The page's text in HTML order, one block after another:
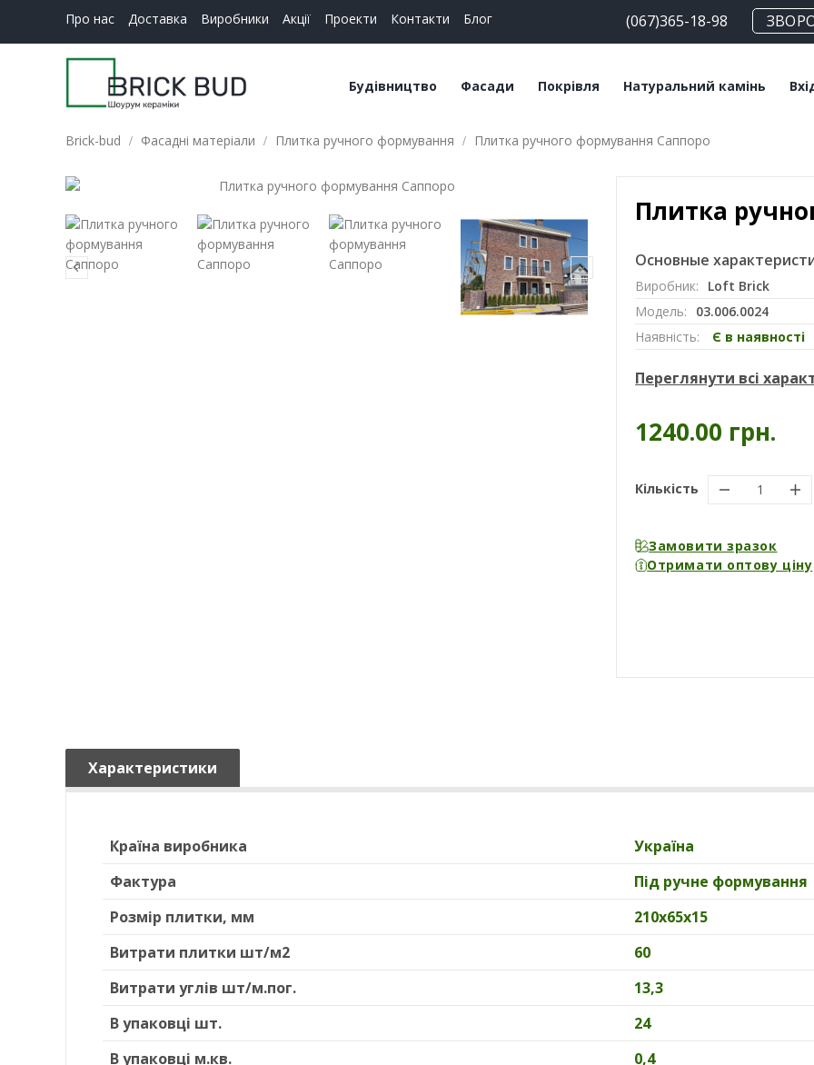
Про нас Доставка Виробники Акції Проекти Контакти Блог (067)365-18-98
Будівництво
Керамічні блоки
Будівельні суміші
Фасади
Плитка клінкерна
Цегла клінкерна
Цегла ручного
формування
Клінкерний підвіконник
Покрівля
Битумна черепиця
Керамічна черепиця
Мансардні вікна
Софіти
Натуральний камінь
Сланец
Травертин
Мармур
Brick-bud Фасадні матеріали Плитка ручного формування Плитка ручного формування Саппоро
Плитка
Основные
Виробник:
Loft Brick
Модель:
03.006.0024
Наявність:
Є в наявності
Переглянути всі
1240.00 грн.
Кількість
Замовити зразок
Отримати оптову ціну
Характеристики
Країна виробника
Україна
Фактура
Під ручне формування
Розмір плитки, мм
210х65х15
Витрати плитки шт/м2
60
Витрати углів шт/м.пог.
13,3
В упаковці шт.
24
В упаковці м.кв.
0,4